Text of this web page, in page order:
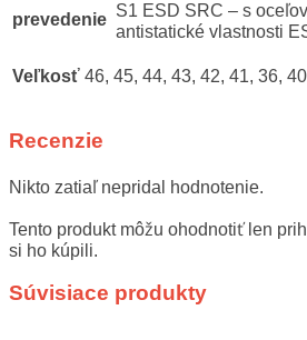
prevedenie S1 ESD SRC – s
antistatické vlastnosti
Veľkosť 46, 45, 44, 43, 42, 41, 36,
Recenzie
Nikto zatiaľ nepridal hodnotenie.
Tento produkt môžu ohodnotiť len
si ho kúpili.
Súvisiace produkty